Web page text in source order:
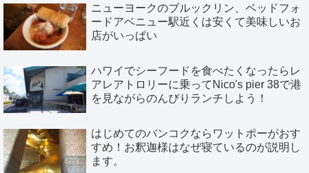
ニューヨークのブルックリン、ベッドフォ
ードアベニュー駅近くは安くて美味しいお
店がいっぱい
ハワイでシーフードを食べたくなったらレ
アレアトロリーに乗ってNico's pier 38で港
を見ながらのんびりランチしよう！
はじめてのバンコクならワットポーがおす
すめ！お釈迦様はなぜ寝ているのが説明し
ます。